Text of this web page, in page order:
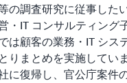
の調査研究に従事した
・IT コンサルティング
は顧客の業務・IT シス
りまとめを実施してい
に復帰し、官公庁案件